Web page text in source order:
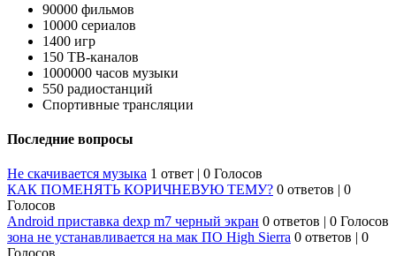
90000 фильмов
10000 сериалов
1400 игр
150 ТВ-каналов
1000000 часов музыки
550 радиостанций
Спортивные трансляции
Последние вопросы
Не скачивается музыка 1 ответ | 0 Голосов
КАК ПОМЕНЯТЬ КОРИЧНЕВУЮ ТЕМУ? 0 ответов | 0
Голосов
Android приставка dexp m7 черный экран 0 ответов | 0 Голосов
зона не устанавливается на мак ПО High Sierra 0 ответов | 0
Голосов